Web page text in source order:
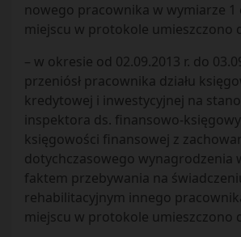
nowego pracownika w wymiarze 1
miejscu w protokole umieszczono
– w okresie od 02.09.2013 r. do
przeniósł pracownika działu
kredytowej i inwestycyjnej na
inspektora ds. finansowo-
księgowości finansowej z
dotychczasowego wynagrodzenia
faktem przebywania na
rehabilitacyjnym innego
miejscu w protokole umieszczono